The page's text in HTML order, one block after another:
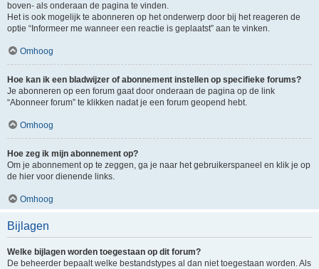
boven- als onderaan de pagina te vinden.
Het is ook mogelijk te abonneren op het onderwerp door bij het reageren de
optie “Informeer me wanneer een reactie is geplaatst” aan te vinken.
Omhoog
Hoe kan ik een bladwijzer of abonnement instellen op specifieke forums?
Je abonneren op een forum gaat door onderaan de pagina op de link
“Abonneer forum” te klikken nadat je een forum geopend hebt.
Omhoog
Hoe zeg ik mijn abonnement op?
Om je abonnement op te zeggen, ga je naar het gebruikerspaneel en klik je op
de hier voor dienende links.
Omhoog
Bijlagen
Welke bijlagen worden toegestaan op dit forum?
De beheerder bepaalt welke bestandstypes al dan niet toegestaan worden. Als